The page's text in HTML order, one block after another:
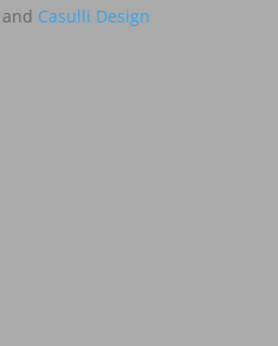
and Casulli Design